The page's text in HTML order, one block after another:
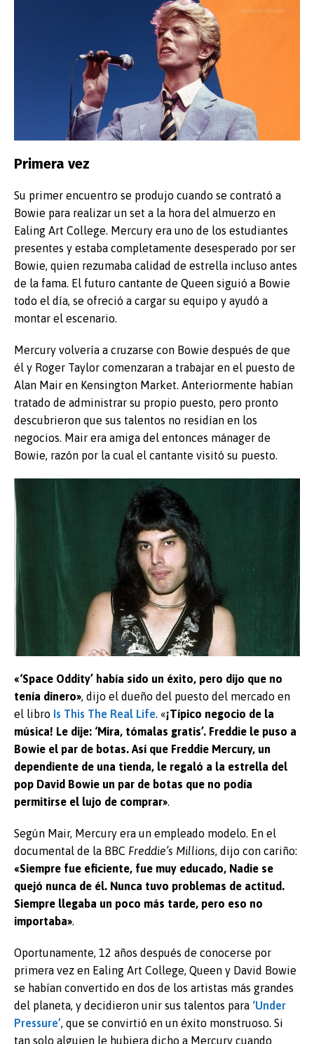
Primera vez
Su primer encuentro se produjo cuando se contrató a
Bowie para realizar un set a la hora del almuerzo en
Ealing Art College. Mercury era uno de los estudiantes
presentes y estaba completamente desesperado por ser
Bowie, quien rezumaba calidad de estrella incluso antes
de la fama. El futuro cantante de Queen siguió a Bowie
todo el día, se ofreció a cargar su equipo y ayudó a
montar el escenario.
Mercury volvería a cruzarse con Bowie después de que
él y Roger Taylor comenzaran a trabajar en el puesto de
Alan Mair en Kensington Market. Anteriormente habían
tratado de administrar su propio puesto, pero pronto
descubrieron que sus talentos no residían en los
negocios. Mair era amiga del entonces mánager de
Bowie, razón por la cual el cantante visitó su puesto.
«‘Space Oddity’ había sido un éxito, pero dijo que no
tenía dinero», dijo el dueño del puesto del mercado en
el libro Is This The Real Life. «¡Típico negocio de la
música! Le dije: ‘Mira, tómalas gratis’. Freddie le puso a
Bowie el par de botas. Así que Freddie Mercury, un
dependiente de una tienda, le regaló a la estrella del
pop David Bowie un par de botas que no podía
permitirse el lujo de comprar».
Según Mair, Mercury era un empleado modelo. En el
documental de la BBC Freddie’s Millions, dijo con cariño:
«Siempre fue eficiente, fue muy educado, Nadie se
quejó nunca de él. Nunca tuvo problemas de actitud.
Siempre llegaba un poco más tarde, pero eso no
importaba».
Oportunamente, 12 años después de conocerse por
primera vez en Ealing Art College, Queen y David Bowie
se habían convertido en dos de los artistas más grandes
del planeta, y decidieron unir sus talentos para ‘Under
Pressure’, que se convirtió en un éxito monstruoso. Si
tan solo alguien le hubiera dicho a Mercury cuando